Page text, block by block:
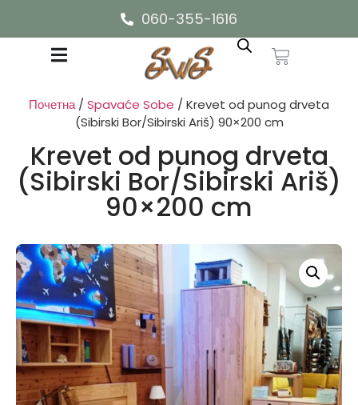
060-355-1616
Почетна/Spavaće Sobe / Krevet od punog drveta
(Sibirski Bor/Sibirski Ariš) 90×200 cm
Krevet od punog drveta
(Sibirski Bor/Sibirski Ariš)
90×200 cm